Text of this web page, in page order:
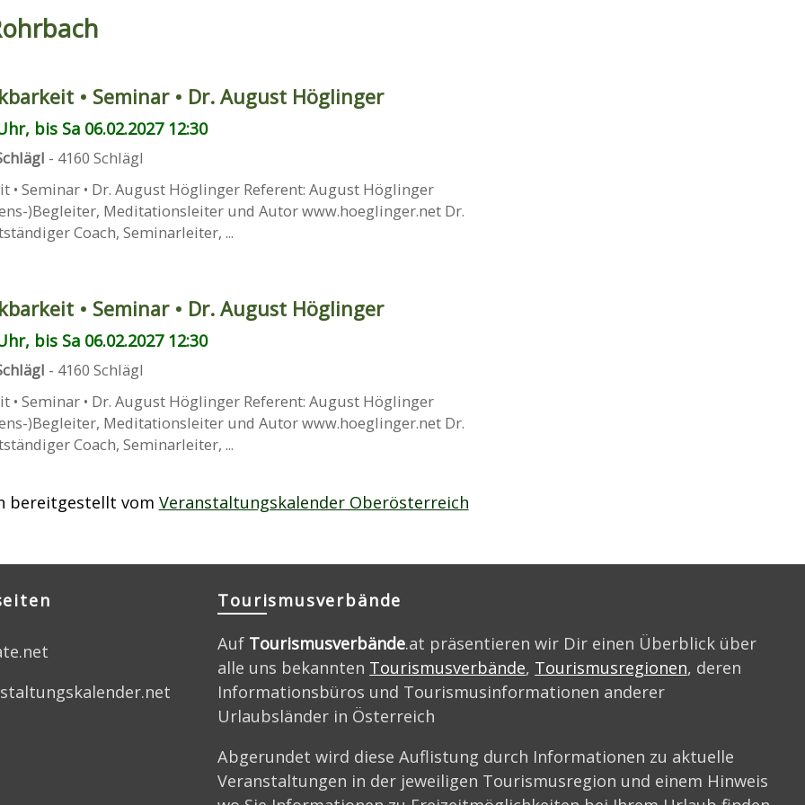
• Seminar • Dr. August Höglinger
bis Sa 06.02.2027 12:30
- 4160 Schlägl
• Seminar • Dr. August Höglinger Referent: August Höglinger
)Begleiter, Meditationsleiter und Autor www.hoeglinger.net Dr.
Coach, Seminarleiter, ...
• Seminar • Dr. August Höglinger
bis Sa 06.02.2027 12:30
- 4160 Schlägl
• Seminar • Dr. August Höglinger Referent: August Höglinger
)Begleiter, Meditationsleiter und Autor www.hoeglinger.net Dr.
Coach, Seminarleiter, ...
bereitgestellt vom Veranstaltungskalender Oberösterreich
Tourismusverbände
Auf Tourismusverbände.at präsentieren wir Dir einen Überblick über
alle uns bekannten Tourismusverbände, Tourismusregionen, deren
Informationsbüros und Tourismusinformationen anderer
Urlaubsländer in Österreich
Abgerundet wird diese Auflistung durch Informationen zu aktuelle
Veranstaltungen in der jeweiligen Tourismusregion und einem Hinweis